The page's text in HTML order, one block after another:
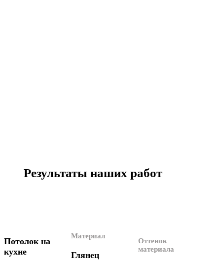
Результаты наших работ
Потолок на
кухне
Материал
Глянец
Оттенок
материала